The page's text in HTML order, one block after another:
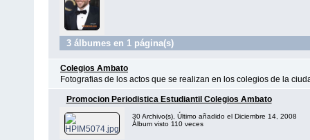
3 álbumes en 1 página(s)
Colegios Ambato
Fotografias de los actos que se realizan en los colegios de la
Promocion Periodistica Estudiantil Colegios Ambato
30 Archivo(s), Último añadido el Diciembre 14, 2008
Álbum visto 110 veces